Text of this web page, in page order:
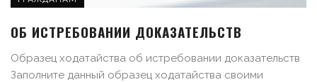
ОБ ИСТРЕБОВАНИИ ДОКАЗАТЕЛЬСТВ
Образец ходатайства об истребовании доказательств
Заполните данный образец ходатайства своими